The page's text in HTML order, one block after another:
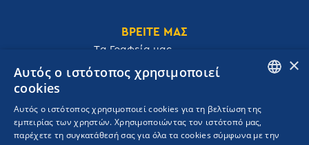
ΒΡΕΙΤΕ ΜΑΣ
Tα Γραφεία μας
Ακαδημίας 32, 106 72, Αθήνα, Ελλάδα
T. +30 210 3609801
GREEK
×
Αυτός ο ιστότοπος χρησιμοποιεί
cookies
Αυτός ο ιστότοπος χρησιμοποιεί cookies για τη βελτίωση της
εμπειρίας των χρηστών. Χρησιμοποιώντας τον ιστότοπό μας,
παρέχετε τη συγκατάθεσή σας για όλα τα cookies σύμφωνα με την